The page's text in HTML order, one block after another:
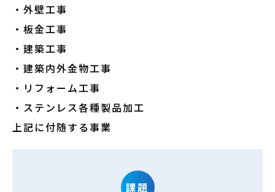
・外壁工事
・板金工事
・建築工事
・建築内外金物工事
・リフォーム工事
・ステンレス各種製品加工
上記に付随する事業
課題